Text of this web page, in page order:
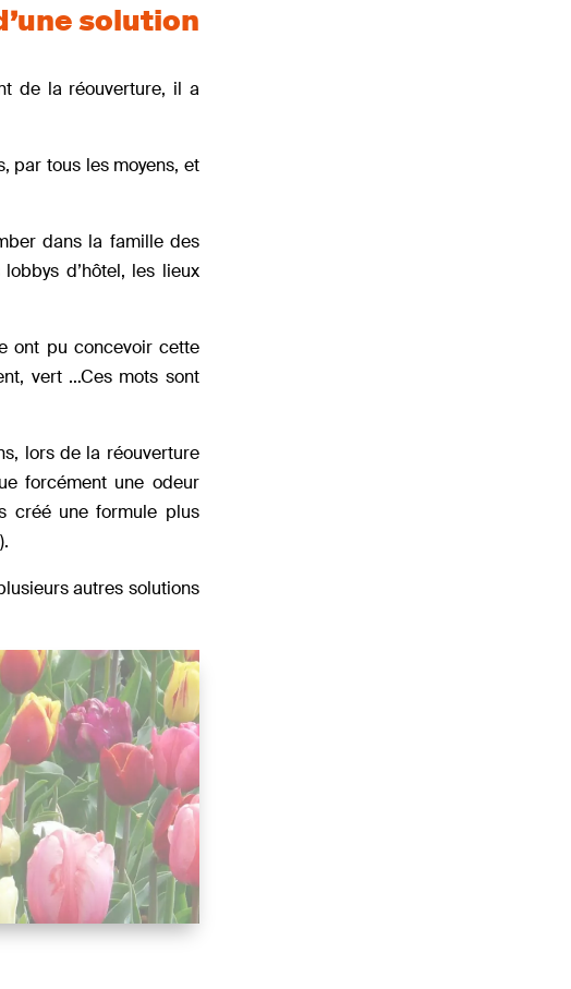
solution
de la réouverture, il a
par tous les moyens, et
dans la famille des
d’hôtel, les lieux
ont pu concevoir cette
vert …Ces mots sont
lors de la réouverture
forcément une odeur
créé une formule plus
autres solutions